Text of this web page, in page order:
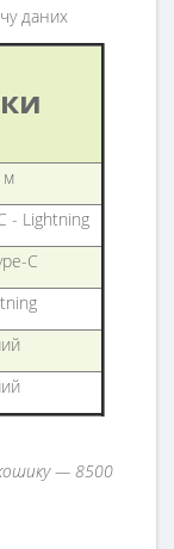
даних
- Lightning
C
кошику — 8500